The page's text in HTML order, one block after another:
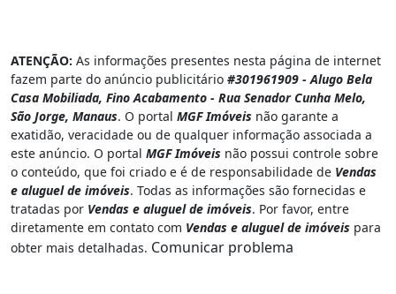
ATENÇÃO: As informações presentes nesta página de internet
fazem parte do anúncio publicitário #301961909 - Alugo Bela
Casa Mobiliada, Fino Acabamento - Rua Senador Cunha Melo,
São Jorge, Manaus. O portal MGF Imóveis não garante a
exatidão, veracidade ou de qualquer informação associada a
este anúncio. O portal MGF Imóveis não possui controle sobre
o conteúdo, que foi criado e é de responsabilidade de Vendas
e aluguel de imóveis. Todas as informações são fornecidas e
tratadas por Vendas e aluguel de imóveis. Por favor, entre
diretamente em contato com Vendas e aluguel de imóveis para
obter mais detalhadas. Comunicar problema